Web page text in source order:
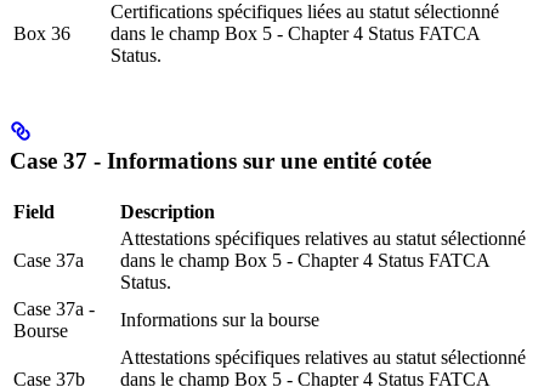
Box 36
Certifications spécifiques liées au statut sélectionné
dans le champ Box 5 - Chapter 4 Status FATCA
Status.
Case 37 - Informations sur une entité cotée
Field Description
Case 37a
Attestations spécifiques relatives au statut sélectionné
dans le champ Box 5 - Chapter 4 Status FATCA
Status.
Case 37a -
Bourse
Informations sur la bourse
Case 37b
Attestations spécifiques relatives au statut sélectionné
dans le champ Box 5 - Chapter 4 Status FATCA